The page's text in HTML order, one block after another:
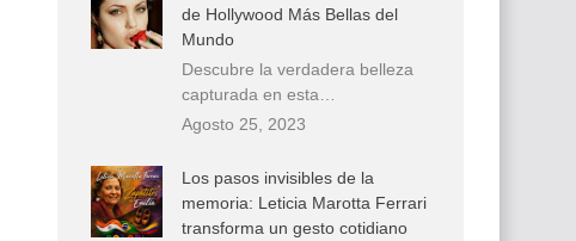
de Hollywood Más Bellas del
Mundo
Descubre la verdadera belleza
capturada en esta…
Agosto 25, 2023
Los pasos invisibles de la
memoria: Leticia Marotta Ferrari
transforma un gesto cotidiano